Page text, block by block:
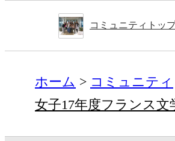
コミュニティトッ
ホーム コミュニティ
女子17年度フランス文